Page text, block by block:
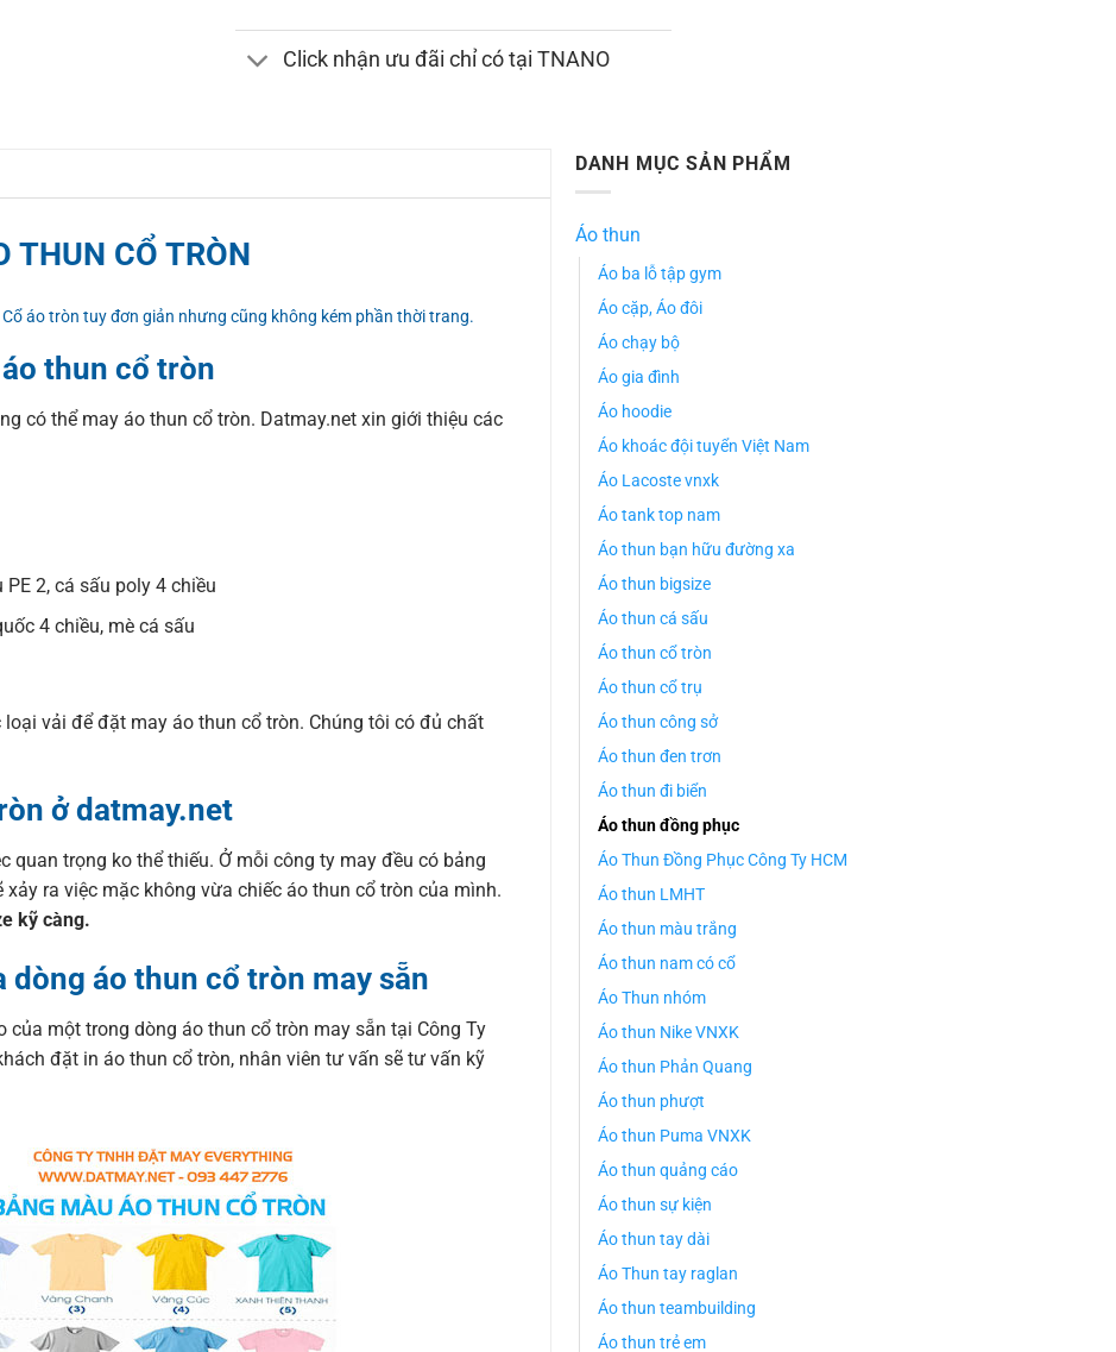
Click nhận ưu đãi chỉ có tại TNANO
THUN CỔ TRÒN
áo tròn tuy đơn giản nhưng cũng không kém phần thời trang.
thun cổ tròn
có thể may áo thun cổ tròn. Datmay.net xin giới thiệu các
2, cá sấu poly 4 chiều
4 chiều, mè cá sấu
vải để đặt may áo thun cổ tròn. Chúng tôi có đủ chất
ở datmay.net
quan trọng ko thể thiếu. Ở mỗi công ty may đều có bảng
ra việc mặc không vừa chiếc áo thun cổ tròn của mình.
kỹ càng.
dòng áo thun cổ tròn may sẵn
một trong dòng áo thun cổ tròn may sẵn tại Công Ty
đặt in áo thun cổ tròn, nhân viên tư vấn sẽ tư vấn kỹ
DANH MỤC SẢN PHẨM
Áo thun
Áo ba lỗ tập gym
Áo cặp, Áo đôi
Áo chạy bộ
Áo gia đình
Áo hoodie
Áo khoác đội tuyển Việt Nam
Áo Lacoste vnxk
Áo tank top nam
Áo thun bạn hữu đường xa
Áo thun bigsize
Áo thun cá sấu
Áo thun cổ tròn
Áo thun cổ trụ
Áo thun công sở
Áo thun đen trơn
Áo thun đi biển
Áo thun đồng phục
Áo Thun Đồng Phục Công Ty HCM
Áo thun LMHT
Áo thun màu trắng
Áo thun nam có cổ
Áo Thun nhóm
Áo thun Nike VNXK
Áo thun Phản Quang
Áo thun phượt
Áo thun Puma VNXK
Áo thun quảng cáo
Áo thun sự kiện
Áo thun tay dài
Áo Thun tay raglan
Áo thun teambuilding
Áo thun trẻ em